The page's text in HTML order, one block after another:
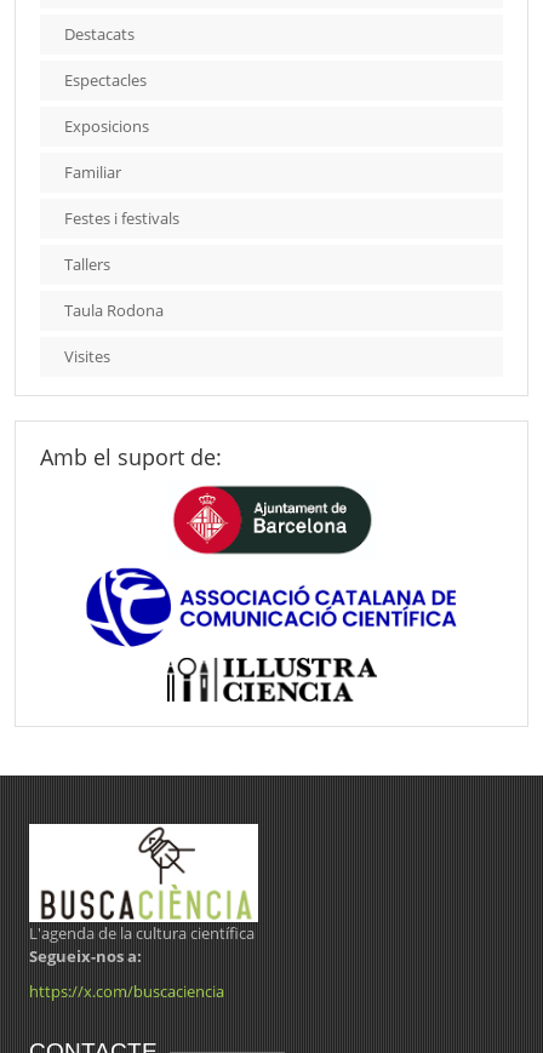
Destacats
Espectacles
Exposicions
Familiar
Festes i festivals
Tallers
Taula Rodona
Visites
Amb el suport de:
L'agenda de la cultura científica
Segueix-nos a:
https://x.com/buscaciencia